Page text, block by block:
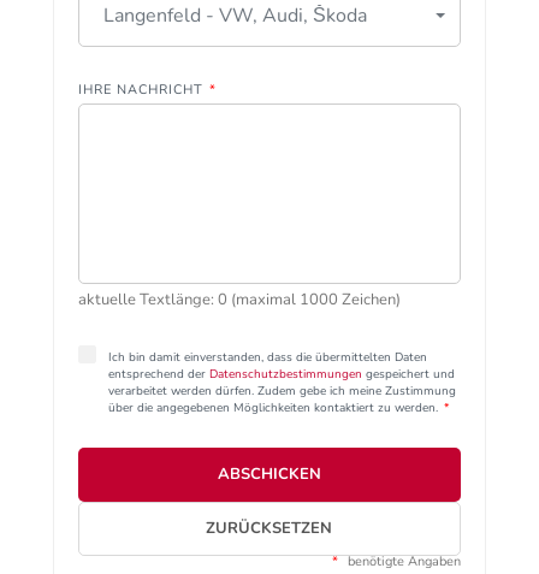
Langenfeld - VW, Audi, Škoda
IHRE NACHRICHT *
aktuelle Textlänge: 0 (maximal 1000 Zeichen)
Ich bin damit einverstanden, dass die übermittelten Daten
entsprechend der Datenschutzbestimmungen gespeichert und
verarbeitet werden dürfen. Zudem gebe ich meine Zustimmung
über die angegebenen Möglichkeiten kontaktiert zu werden. *
ABSCHICKEN
ZURÜCKSETZEN
* benötigte Angaben